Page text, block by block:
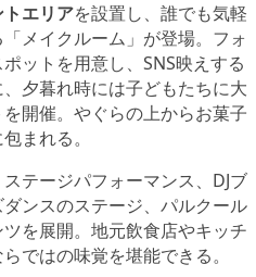
エリアを設置し、誰でも気軽
メイクルーム」が登場。フォ
ットを用意し、SNS映えする
夕暮れ時には子どもたちに大
開催。やぐらの上からお菓子
まれる。
テージパフォーマンス、DJブ
ンスのステージ、パルクール
を展開。地元飲食店やキッチ
ではの味覚を堪能できる。